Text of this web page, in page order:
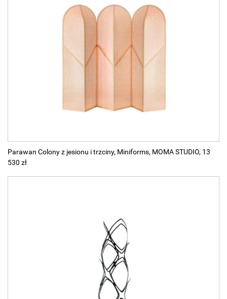
Parawan Colony z jesionu i trzciny, Miniforms, MOMA STUDIO, 13
530 zł